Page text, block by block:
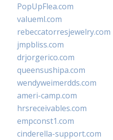
PopUpFlea.com
valueml.com
rebeccatorresjewelry.com
jmpbliss.com
drjorgerico.com
queensushipa.com
wendyweimerdds.com
ameri-camp.com
hrsreceivables.com
empconst1.com
cinderella-support.com